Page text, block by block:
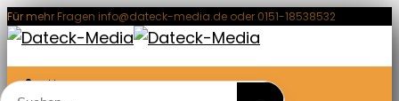
Zum
Inhalt
springen
Für mehr Fragen info@dateck-media.de oder 0151-18538532
Home